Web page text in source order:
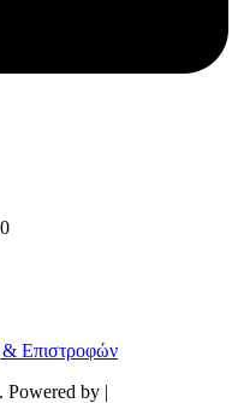
Επιστροφών
Powered by |